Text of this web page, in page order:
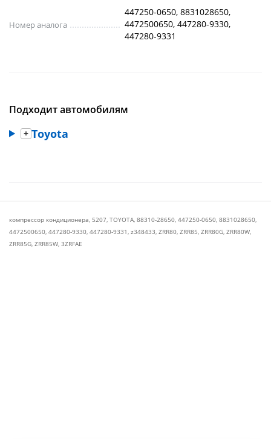
Номер аналога
447250-0650, 8831028650,
4472500650, 447280-9330,
447280-9331
Подходит автомобилям
Toyota
компрессор кондиционера, 5207, TOYOTA, 88310-28650, 447250-0650, 8831028650,
4472500650, 447280-9330, 447280-9331, z348433, ZRR80, ZRR85, ZRR80G, ZRR80W,
ZRR85G, ZRR85W, 3ZRFAE